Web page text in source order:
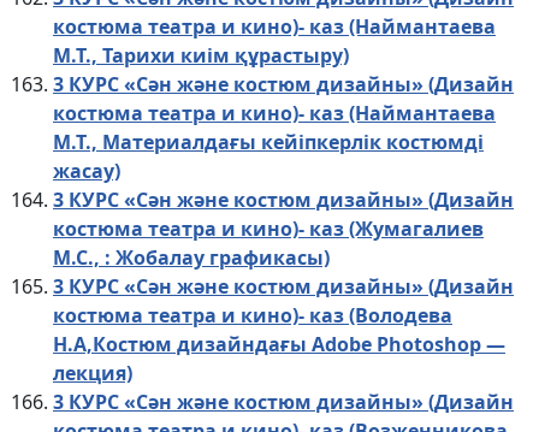
костюма театра и кино)- каз (Наймантаева
М.Т., Тарихи киім құрастыру)
3 КУРС «Сән және костюм дизайны» (Дизайн
костюма театра и кино)- каз (Наймантаева
М.Т., Материалдағы кейіпкерлік костюмді
жасау)
3 КУРС «Сән және костюм дизайны» (Дизайн
костюма театра и кино)- каз (Жумагалиев
М.С., : Жобалау графикасы)
3 КУРС «Сән және костюм дизайны» (Дизайн
костюма театра и кино)- каз (Володева
Н.А,Костюм дизайндағы Adobe Photoshop —
лекция)
3 КУРС «Сән және костюм дизайны» (Дизайн